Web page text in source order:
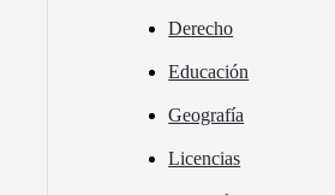
Derecho
Educación
Geografía
Licencias